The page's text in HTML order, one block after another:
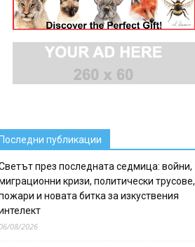
публикации
през последната седмица: войни,
кризи, политически трусове,
и новата битка за изкуствения
08/2026